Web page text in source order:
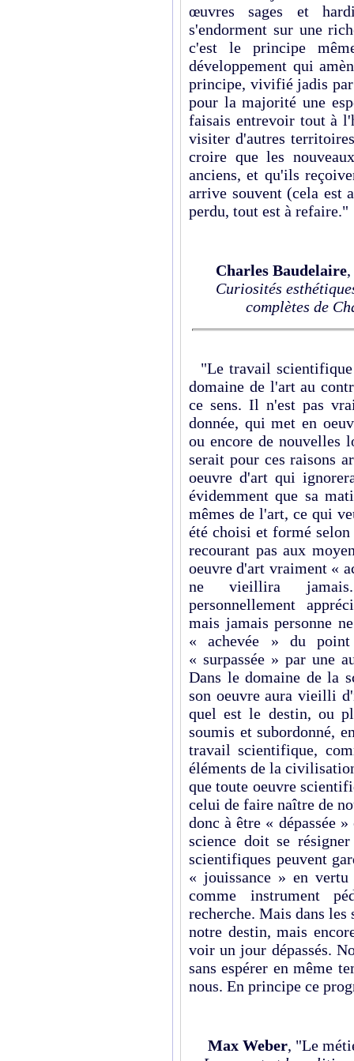
œuvres sages et
s'endorment sur une
c'est le principe
développement qui
principe, vivifié jadis par
pour la majorité une
faisais entrevoir tout à
visiter d'autres
croire que les
anciens, et qu'ils
arrive souvent (cela est
perdu, tout est à refaire."
Charles Baudelaire
Curiosités
complètes de
"Le travail
domaine de l'art au
ce sens. Il n'est pas
donnée, qui met en
ou encore de nouvelles
serait pour ces raisons
oeuvre d'art qui
évidemment que sa
mêmes de l'art, ce qui
été choisi et formé
recourant pas aux
oeuvre d'art vraiment «
ne vieillira jamais.
personnellement
mais jamais personne
« achevée » du
« surpassée » par une
Dans le domaine de la
son oeuvre aura vieilli
quel est le destin, ou
soumis et subordonné,
travail scientifique,
éléments de la
que toute oeuvre
celui de faire naître de
donc à être « dépassée
science doit se
scientifiques peuvent
« jouissance » en
comme instrument
recherche. Mais dans les
notre destin, mais
voir un jour dépassés.
sans espérer en même
nous. En principe ce
Max Weber, "Le